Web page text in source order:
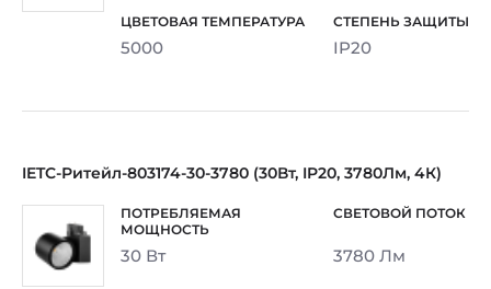
5000 IP20
IETC-Ритейл-803174-30-3780 (30Вт, IP20, 3780Лм, 4К)
30 Вт 3780 Лм